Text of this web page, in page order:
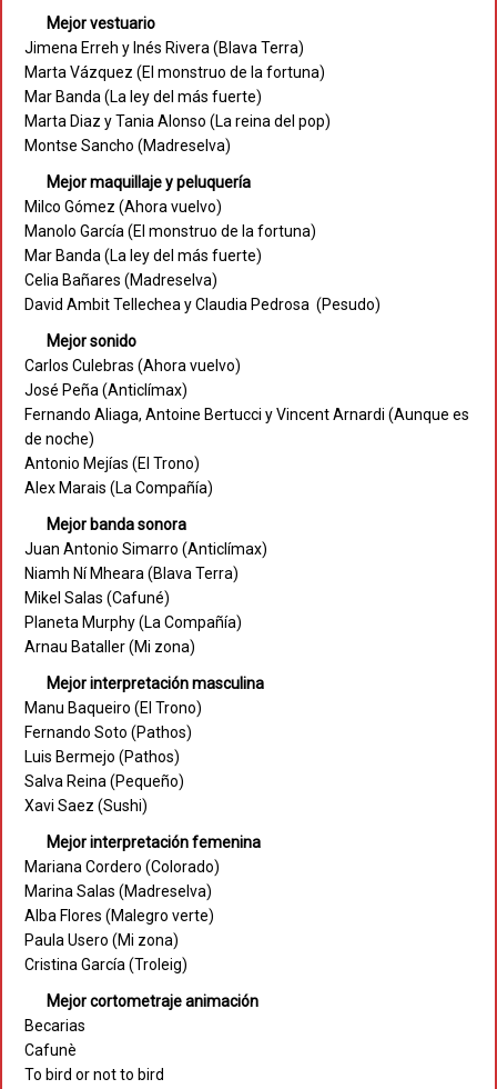
Mejor vestuario
Jimena Erreh y Inés Rivera (Blava Terra)
Marta Vázquez (El monstruo de la fortuna)
Mar Banda (La ley del más fuerte)
Marta Diaz y Tania Alonso (La reina del pop)
Montse Sancho (Madreselva)
Mejor maquillaje y peluquería
Milco Gómez (Ahora vuelvo)
Manolo García (El monstruo de la fortuna)
Mar Banda (La ley del más fuerte)
Celia Bañares (Madreselva)
David Ambit Tellechea y Claudia Pedrosa (Pesudo)
Mejor sonido
Carlos Culebras (Ahora vuelvo)
José Peña (Anticlímax)
Fernando Aliaga, Antoine Bertucci y Vincent Arnardi (Aunque es
de noche)
Antonio Mejías (El Trono)
Alex Marais (La Compañía)
Mejor banda sonora
Juan Antonio Simarro (Anticlímax)
Niamh Ní Mheara (Blava Terra)
Mikel Salas (Cafuné)
Planeta Murphy (La Compañía)
Arnau Bataller (Mi zona)
Mejor interpretación masculina
Manu Baqueiro (El Trono)
Fernando Soto (Pathos)
Luis Bermejo (Pathos)
Salva Reina (Pequeño)
Xavi Saez (Sushi)
Mejor interpretación femenina
Mariana Cordero (Colorado)
Marina Salas (Madreselva)
Alba Flores (Malegro verte)
Paula Usero (Mi zona)
Cristina García (Troleig)
Mejor cortometraje animación
Becarias
Cafunè
To bird or not to bird